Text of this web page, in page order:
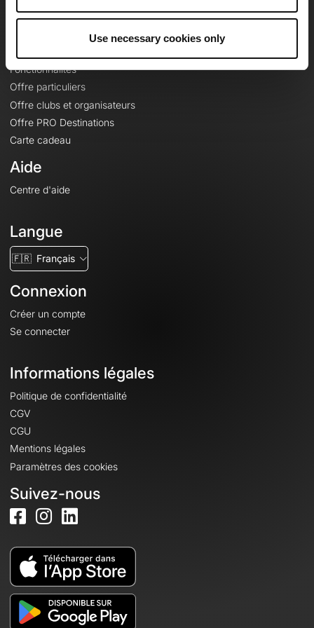
Use necessary cookies only
Fonctionnalités
Offre particuliers
Offre clubs et organisateurs
Offre PRO Destinations
Carte cadeau
Aide
Centre d'aide
Langue
🇫🇷 Français
Connexion
Créer un compte
Se connecter
Informations légales
Politique de confidentialité
CGV
CGU
Mentions légales
Paramètres des cookies
Suivez-nous